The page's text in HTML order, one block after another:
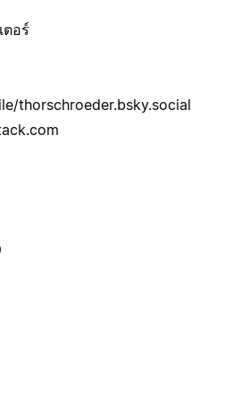
ตอร์
thorschroeder.bsky.social